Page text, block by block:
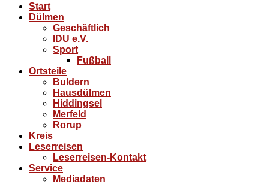
Start
Dülmen
Geschäftlich
IDU e.V.
Sport
Fußball
Ortsteile
Buldern
Hausdülmen
Hiddingsel
Merfeld
Rorup
Kreis
Leserreisen
Leserreisen-Kontakt
Service
Mediadaten